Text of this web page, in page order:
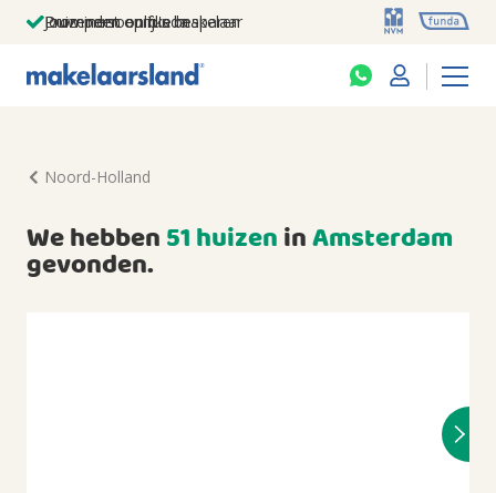
Jouw persoonlijke makelaar
Duizenden euro's besparen
Prominent op funda
Noord-Holland
We hebben51 huizeninAmsterdam
gevonden.